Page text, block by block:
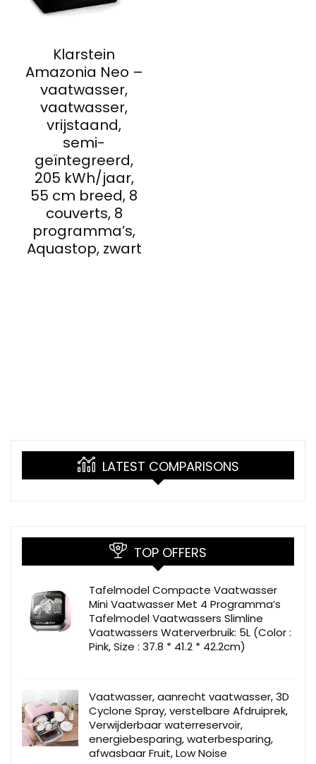
Klarstein
Amazonia Neo –
vaatwasser,
vaatwasser,
vrijstaand,
semi-
geïntegreerd,
205 kWh/jaar,
55 cm breed, 8
couverts, 8
programma’s,
Aquastop, zwart
LATEST COMPARISONS
TOP OFFERS
Tafelmodel Compacte Vaatwasser
Mini Vaatwasser Met 4 Programma’s
Tafelmodel Vaatwassers Slimline
Vaatwassers Waterverbruik: 5L (Color :
Pink, Size : 37.8 * 41.2 * 42.2cm)
Vaatwasser, aanrecht vaatwasser, 3D
Cyclone Spray, verstelbare Afdruiprek,
Verwijderbaar waterreservoir,
energiebesparing, waterbesparing,
afwasbaar Fruit, Low Noise